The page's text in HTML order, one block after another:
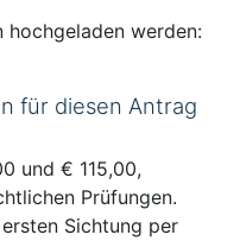
hochgeladen werden:
für diesen Antrag
und € 115,00,
Prüfungen.
Sichtung per